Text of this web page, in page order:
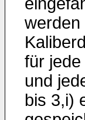
werden
für
und
bis 3,i)